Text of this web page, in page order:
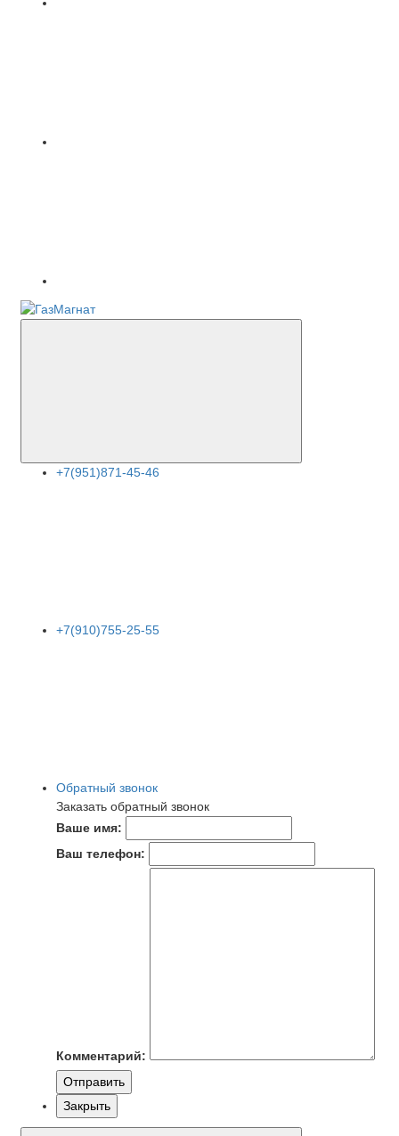
+7(951)871-45-46
+7(910)755-25-55
Обратный звонок
Заказать обратный звонок
Ваше имя:
Ваш телефон:
Комментарий:
Отправить
Закрыть